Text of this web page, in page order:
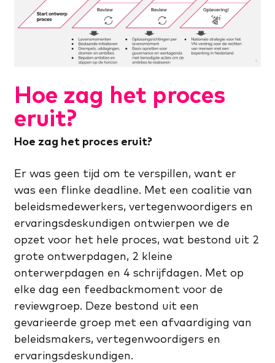
Hoe zag het proces
eruit?
Hoe zag het proces eruit?
Er was geen tijd om te verspillen, want er
was een flinke deadline. Met een coalitie van
beleidsmedewerkers, vertegenwoordigers en
ervaringsdeskundigen ontwierpen we de
opzet voor het hele proces, wat bestond uit 2
grote ontwerpdagen, 2 kleine
onterwerpdagen en 4 schrijfdagen. Met op
elke dag een feedbackmoment voor de
reviewgroep. Deze bestond uit een
gevarieerde groep met een afvaardiging van
beleidsmakers, vertegenwoordigers en
ervaringsdeskundigen.